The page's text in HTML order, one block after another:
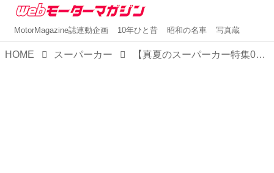
MotorMagazine誌連動企画 10年ひと昔 昭和の名車 写真蔵
HOME スーパーカー 【真夏のスーパーカー特集03】ランチア ストラトスはラリーのために生まれたスーパーカー?